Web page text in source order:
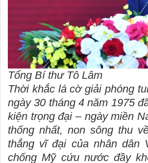
Tổng Bí thư Tô Lâm
Thời khắc lá cờ giải phóng
ngày 30 tháng 4 năm 1975
kiện trọng đại – ngày miền
thống nhất, non sông thu
thắng vĩ đại của nhân dân
chống Mỹ cứu nước đầy